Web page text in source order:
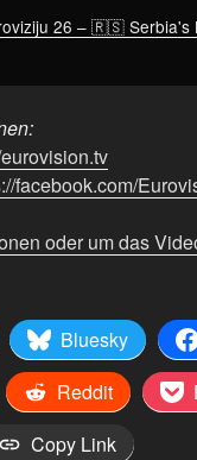
26 – 🇷🇸 Serbia's
facebook.com/
oder um das
Bluesky
Reddit
Copy Link